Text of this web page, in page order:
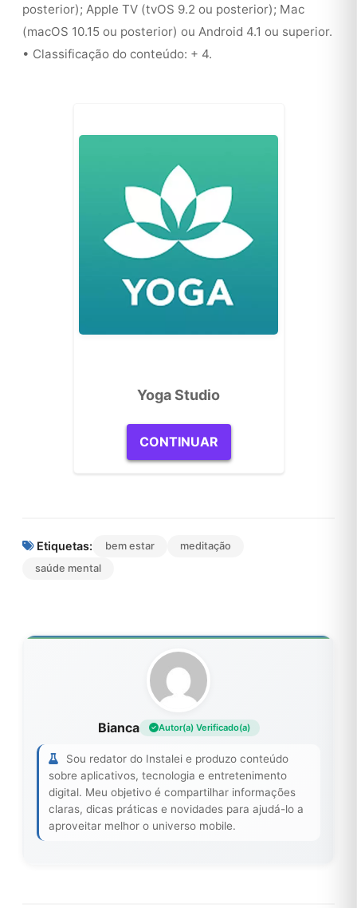
posterior); Apple TV (tvOS 9.2 ou posterior); Mac
(macOS 10.15 ou posterior) ou Android 4.1 ou superior.
• Classificação do conteúdo: + 4.
Yoga Studio
CONTINUAR
Etiquetas: bem estar
meditação
saúde mental
Bianca Autor(a) Verificado(a)
Sou redator do Instalei e produzo conteúdo
sobre aplicativos, tecnologia e entretenimento
digital. Meu objetivo é compartilhar informações
claras, dicas práticas e novidades para ajudá-lo a
aproveitar melhor o universo mobile.